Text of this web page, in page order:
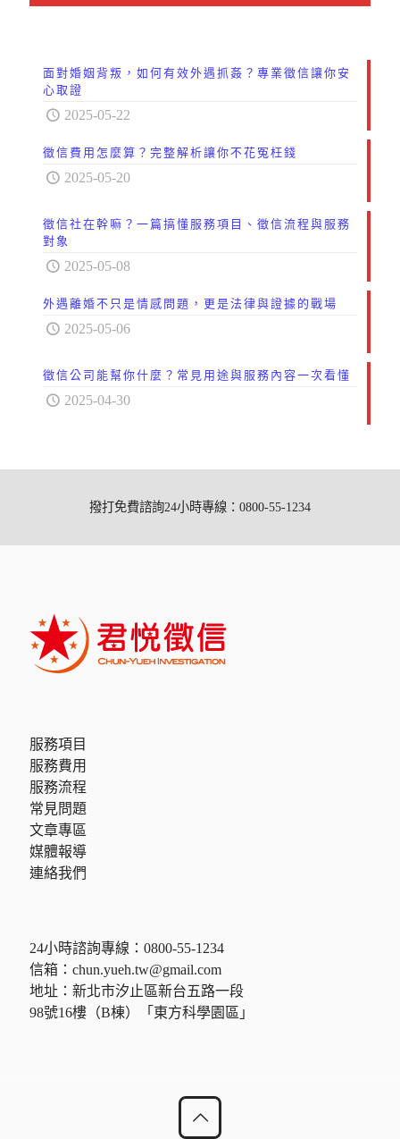
面對婚姻背叛，如何有效外遇抓姦？專業徵信讓你安
心取證
2025-05-22
徵信費用怎麼算？完整解析讓你不花冤枉錢
2025-05-20
徵信社在幹嘛？一篇搞懂服務項目、徵信流程與服務
對象
2025-05-08
外遇離婚不只是情感問題，更是法律與證據的戰場
2025-05-06
徵信公司能幫你什麼？常見用途與服務內容一次看懂
2025-04-30
撥打免費諮詢24小時專線：0800-55-1234
服務項目
服務費用
服務流程
常見問題
文章專區
媒體報導
連絡我們
24小時諮詢專線： 0800-55-1234
信箱： chun.yueh.tw@gmail.com
地址：新北市汐止區新台五路一段
98號16樓（B棟）「東方科學園區」